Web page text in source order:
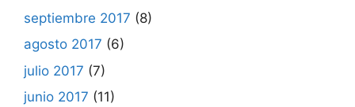
septiembre 2017 (8)
agosto 2017 (6)
julio 2017 (7)
junio 2017 (11)